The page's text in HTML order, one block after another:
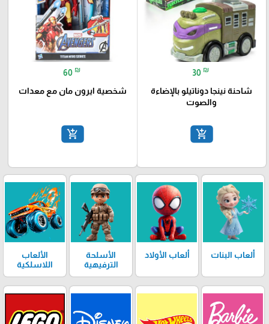
30 ₪
شاحنة نينجا دوناتيلو بالإضاءة
والصوت
add_shopping_cart
60 ₪
شخصية ايرون مان مع معدات
add_shopping_cart
ألعاب البنات ألعاب الأولاد
الأسلحة
الترفيهية
الألعاب
اللاسلكية